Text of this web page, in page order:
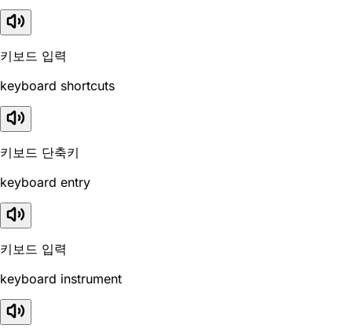
키보드 입력
keyboard shortcuts
키보드 단축키
keyboard entry
키보드 입력
keyboard instrument